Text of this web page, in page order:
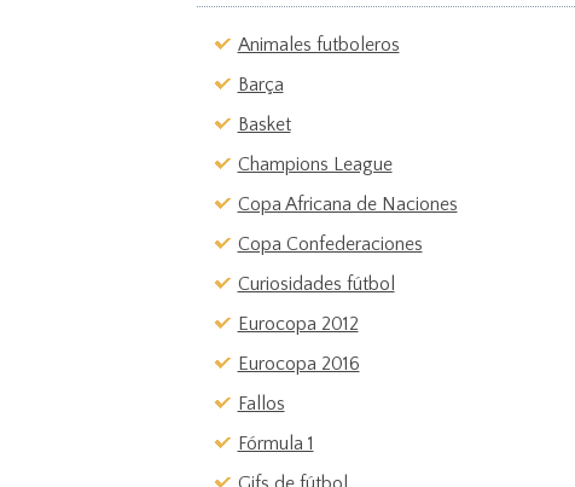
Animales futboleros
Barça
Basket
Champions League
Copa Africana de Naciones
Copa Confederaciones
Curiosidades fútbol
Eurocopa 2012
Eurocopa 2016
Fallos
Fórmula 1